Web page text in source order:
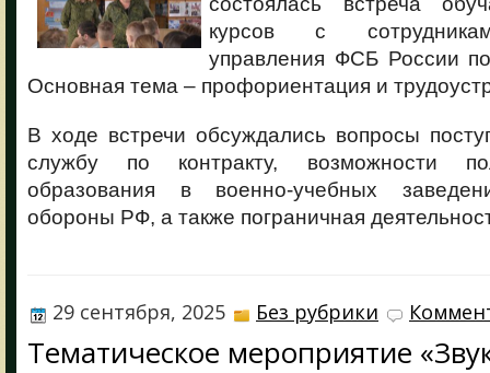
курсов с
управления ФСБ России
Основная тема – профориентация и
В ходе встречи обсуждались вопросы
службу по контракту, возможности
образования в военно-учебных
обороны РФ, а также пограничная
29 сентября, 2025 Без рубрики
Тематическое мероприятие